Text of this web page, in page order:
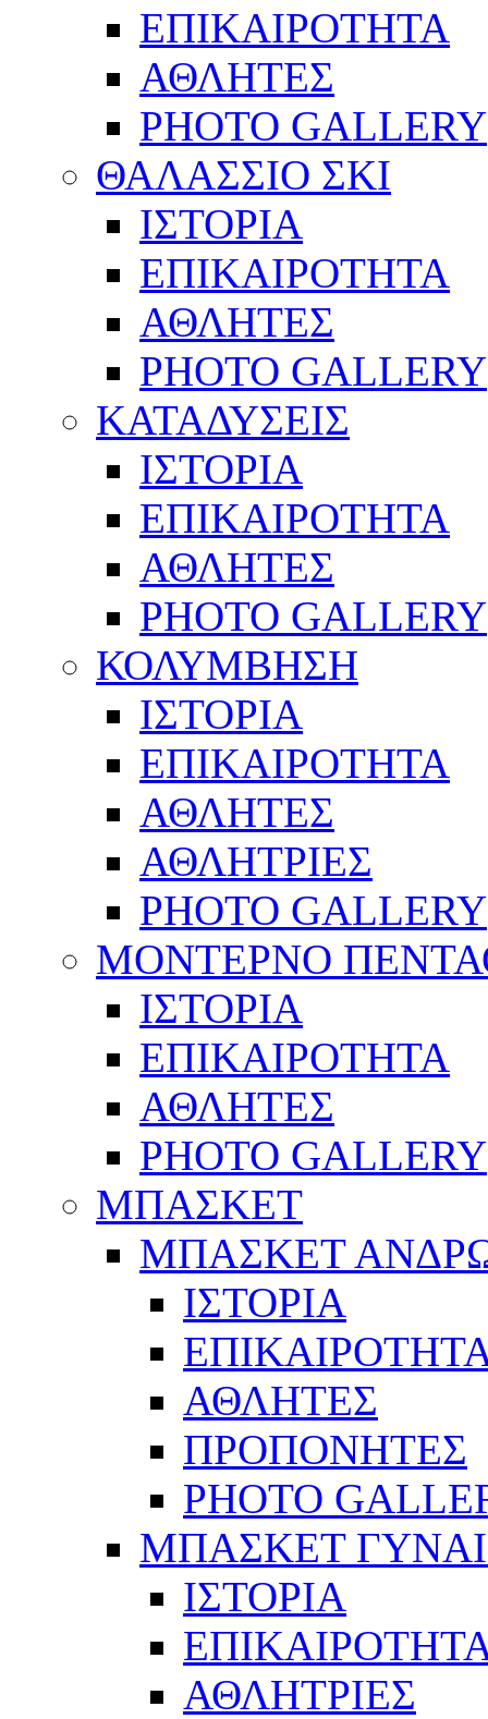
ΕΠΙΚΑΙΡΟΤΗΤΑ
ΑΘΛΗΤΕΣ
PHOTO GALLERY
ΘΑΛΑΣΣΙΟ ΣΚΙ
ΙΣΤΟΡΙΑ
ΕΠΙΚΑΙΡΟΤΗΤΑ
ΑΘΛΗΤΕΣ
PHOTO GALLERY
ΚΑΤΑΔΥΣΕΙΣ
ΙΣΤΟΡΙΑ
ΕΠΙΚΑΙΡΟΤΗΤΑ
ΑΘΛΗΤΕΣ
PHOTO GALLERY
ΚΟΛΥΜΒΗΣΗ
ΙΣΤΟΡΙΑ
ΕΠΙΚΑΙΡΟΤΗΤΑ
ΑΘΛΗΤΕΣ
ΑΘΛΗΤΡΙΕΣ
PHOTO GALLERY
ΜΟΝΤΕΡΝΟ
ΙΣΤΟΡΙΑ
ΕΠΙΚΑΙΡΟΤΗΤΑ
ΑΘΛΗΤΕΣ
PHOTO GALLERY
ΜΠΑΣΚΕΤ
ΜΠΑΣΚΕΤ
ΙΣΤΟΡΙΑ
ΑΘΛΗΤΕΣ
ΠΡΟΠΟΝΗΤΕΣ
PHOTO
ΜΠΑΣΚΕΤ
ΙΣΤΟΡΙΑ
ΑΘΛΗΤΡΙΕΣ